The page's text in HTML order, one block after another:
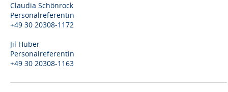
Claudia Schönrock
Personalreferentin
+49 30 20308-1172
Jil Huber
Personalreferentin
+49 30 20308-1163